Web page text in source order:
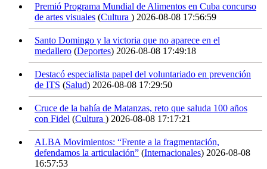
Premió Programa Mundial de Alimentos en Cuba concurso
de artes visuales (Cultura ) 2026-08-08 17:56:59
Santo Domingo y la victoria que no aparece en el
medallero (Deportes) 2026-08-08 17:49:18
Destacó especialista papel del voluntariado en prevención
de ITS (Salud) 2026-08-08 17:29:50
Cruce de la bahía de Matanzas, reto que saluda 100 años
con Fidel (Cultura ) 2026-08-08 17:17:21
ALBA Movimientos: “Frente a la fragmentación,
defendamos la articulación” (Internacionales) 2026-08-08
16:57:53